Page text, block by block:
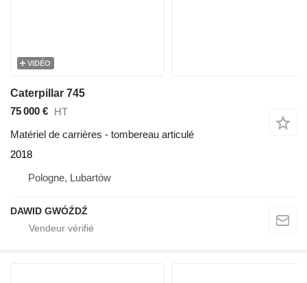
VIDÉO
Caterpillar 745
75 000 € HT
Matériel de carrières - tombereau articulé
2018
Pologne, Lubartów
DAWID GWÓŹDŹ